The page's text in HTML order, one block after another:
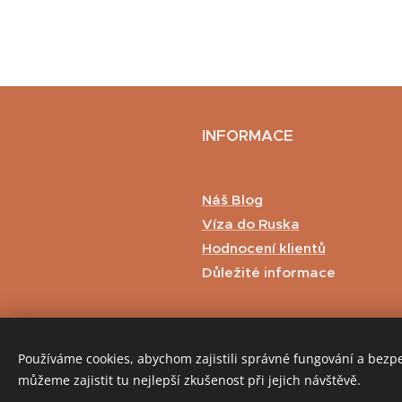
INFORMACE
Náš Blog
Víza do Ruska
Hodnocení klientů
Důležité informace
Používáme cookies, abychom zajistili správné fungování a
můžeme zajistit tu nejlepší zkušenost při jejich návštěvě.